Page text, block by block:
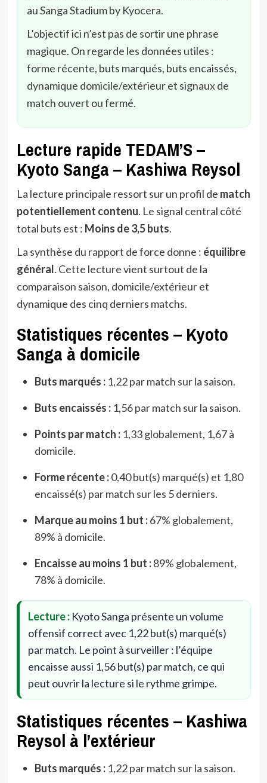
au Sanga Stadium by Kyocera.
L’objectif ici n’est pas de sortir une phrase
magique. On regarde les données utiles :
forme récente, buts marqués, buts encaissés,
dynamique domicile/extérieur et signaux de
match ouvert ou fermé.
Lecture rapide TEDAM’S –
Kyoto Sanga – Kashiwa Reysol
La lecture principale ressort sur un profil de match
potentiellement contenu. Le signal central côté
total buts est : Moins de 3,5 buts.
La synthèse du rapport de force donne : équilibre
général. Cette lecture vient surtout de la
comparaison saison, domicile/extérieur et
dynamique des cinq derniers matchs.
Statistiques récentes – Kyoto
Sanga à domicile
Buts marqués :1,22 par match sur la saison.
Buts encaissés :1,56 par match sur la saison.
Points par match :1,33 globalement, 1,67 à
domicile.
Forme récente :0,40 but(s) marqué(s) et 1,80
encaissé(s) par match sur les 5 derniers.
Marque au moins 1 but :67% globalement,
89% à domicile.
Encaisse au moins 1 but :89% globalement,
78% à domicile.
Lecture :Kyoto Sanga présente un volume
offensif correct avec 1,22 but(s) marqué(s)
par match. Le point à surveiller : l’équipe
encaisse aussi 1,56 but(s) par match, ce qui
peut ouvrir la lecture si le rythme grimpe.
Statistiques récentes – Kashiwa
Reysol à l’extérieur
Buts marqués :1,22 par match sur la saison.